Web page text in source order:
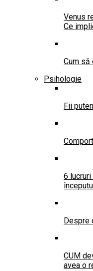
Venus
Ce
Cum să
Psihologie
Fii
6 lucruri
Despre
CUM
avea o